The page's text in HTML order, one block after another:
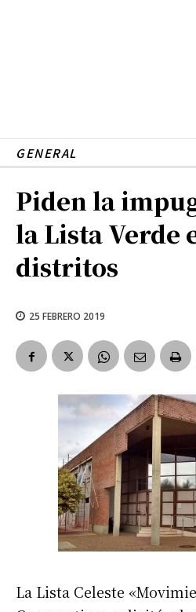
GENERAL
Piden la
la Lista Verde
distritos
25 FEBRERO 2019
La Lista Celeste